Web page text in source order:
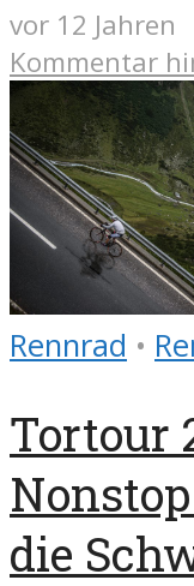
vor 12 Jahren
Kommentar
Rennrad •
Tortour
die